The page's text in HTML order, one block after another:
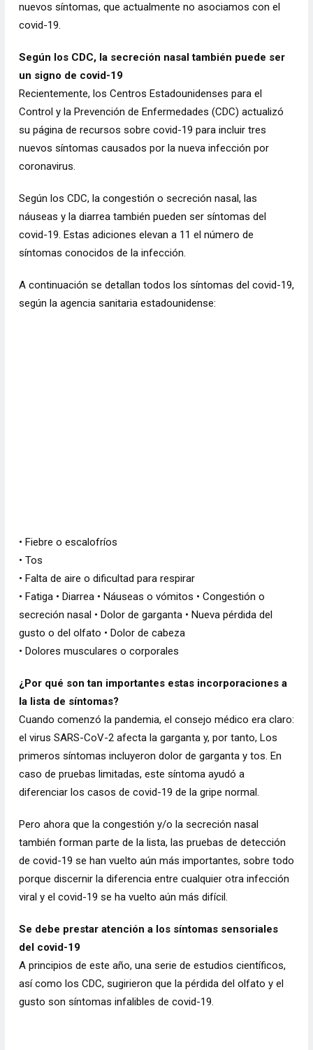
nuevos síntomas, que actualmente no asociamos con el
covid-19.
Según los CDC, la secreción nasal también puede ser
un signo de covid-19
Recientemente, los Centros Estadounidenses para el
Control y la Prevención de Enfermedades (CDC) actualizó
su página de recursos sobre covid-19 para incluir tres
nuevos síntomas causados ​​por la nueva infección por
coronavirus.
Según los CDC, la congestión o secreción nasal, las
náuseas y la diarrea también pueden ser síntomas del
covid-19. Estas adiciones elevan a 11 el número de
síntomas conocidos de la infección.
A continuación se detallan todos los síntomas del covid-19,
según la agencia sanitaria estadounidense:
• Fiebre o escalofríos
• Tos
• Falta de aire o dificultad para respirar
• Fatiga • Diarrea • Náuseas o vómitos • Congestión o
secreción nasal • Dolor de garganta • Nueva pérdida del
gusto o del olfato • Dolor de cabeza
• Dolores musculares o corporales
¿Por qué son tan importantes estas incorporaciones a
la lista de síntomas?
Cuando comenzó la pandemia, el consejo médico era claro:
el virus SARS-CoV-2 afecta la garganta y, por tanto, Los
primeros síntomas incluyeron dolor de garganta y tos. En
caso de pruebas limitadas, este síntoma ayudó a
diferenciar los casos de covid-19 de la gripe normal.
Pero ahora que la congestión y/o la secreción nasal
también forman parte de la lista, las pruebas de detección
de covid-19 se han vuelto aún más importantes, sobre todo
porque discernir la diferencia entre cualquier otra infección
viral y el covid-19 se ha vuelto aún más difícil.
Se debe prestar atención a los síntomas sensoriales
del covid-19
A principios de este año, una serie de estudios científicos,
así como los CDC, sugirieron que la pérdida del olfato y el
gusto son síntomas infalibles de covid-19.